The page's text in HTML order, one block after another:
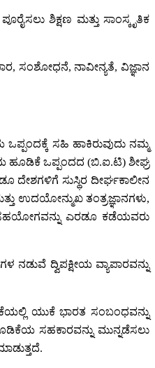
ಶಿಕ್ಷಣ ಮತ್ತು ಸಾಂಸ್ಕೃತಿಕ
ಸಂಶೋಧನೆ, ನಾವೀನ್ಯತೆ, ವಿಜ್ಞಾನ
ಸಹಿ ಹಾಕಿರುವುದು ನಮ್ಮ
ಹೂಡಿಕೆ ಒಪ್ಪಂದದ (ಬಿ.ಐ.ಟಿ) ಶೀಘ್ರ
ದೇಶಗಳಿಗೆ ಸುಸ್ಥಿರ ದೀರ್ಘಕಾಲೀನ
ಉದಯೋನ್ಮುಖ ತಂತ್ರಜ್ಞಾನಗಳು,
ಸಹಯೋಗವನ್ನು ಎರಡೂ ಕಡೆಯವರು
ನಡುವೆ ದ್ವಿಪಕ್ಷೀಯ ವ್ಯಾಪಾರವನ್ನು
ಯುಕೆ ಭಾರತ ಸಂಬಂಧವನ್ನು
ಸಹಕಾರವನ್ನು ಮುನ್ನಡೆಸಲು